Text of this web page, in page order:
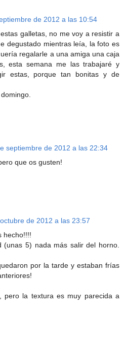
de 2012 a las 10:54
galletas, no me voy a resistir a
degustado mientras leía, la foto es
regalarle a una amiga una caja
esta semana me las trabajaré y
estas, porque tan bonitas y de
septiembre de 2012 a las 22:34
que os gusten!
de 2012 a las 23:57
hecho!!!!
(unas 5) nada más salir del horno.
por la tarde y estaban frías
pero la textura es muy parecida a